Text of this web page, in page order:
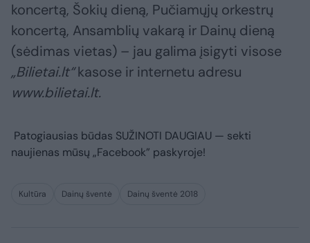
koncertą, Šokių dieną, Pučiamųjų orkestrų
koncertą, Ansamblių vakarą ir Dainų dieną
(sėdimas vietas) – jau galima įsigyti visose
„Bilietai.lt“kasose ir internetu adresu
www.bilietai.lt.
Patogiausias būdas SUŽINOTI DAUGIAU — sekti
naujienas mūsų „Facebook” paskyroje!
Kultūra Dainų šventė Dainų šventė 2018